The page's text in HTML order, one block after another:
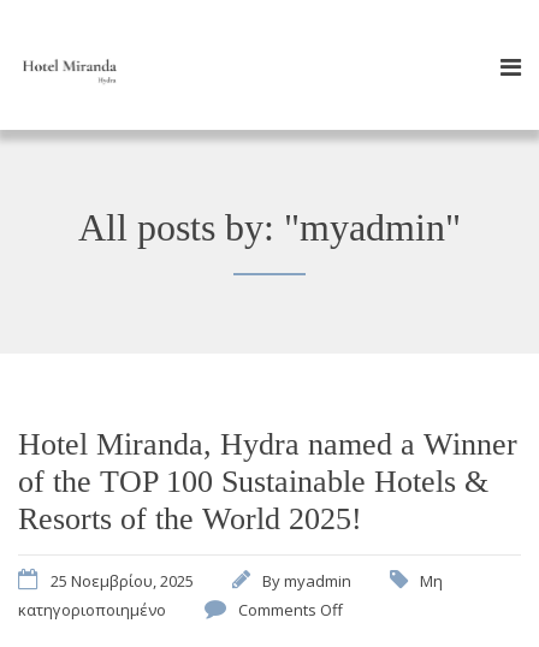
All posts by: "myadmin"
Hotel Miranda, Hydra named a Winner
of the TOP 100 Sustainable Hotels &
Resorts of the World 2025!
25 Νοεμβρίου, 2025 Bymyadmin
Μη
κατηγοριοποιημένο
Comments Off